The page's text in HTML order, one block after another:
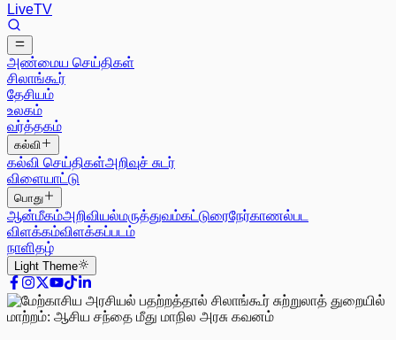
LiveTV
அண்மைய செய்திகள்
சிலாங்கூர்
தேசியம்
உலகம்
வர்த்தகம்
கல்வி
கல்வி செய்திகள்அறிவுச் சுடர்
விளையாட்டு
பொது
ஆன்மீகம்அறிவியல்மருத்துவம்கட்டுரைநேர்காணல்பட
விளக்கம்விளக்கப்படம்
நாளிதழ்
Light Theme